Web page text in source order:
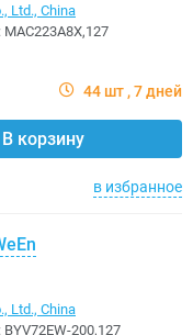
Ltd., China
MAC223A8X,127
44 шт 7 дней
В корзину
в избранное
Ltd., China
BYV72EW-200,127